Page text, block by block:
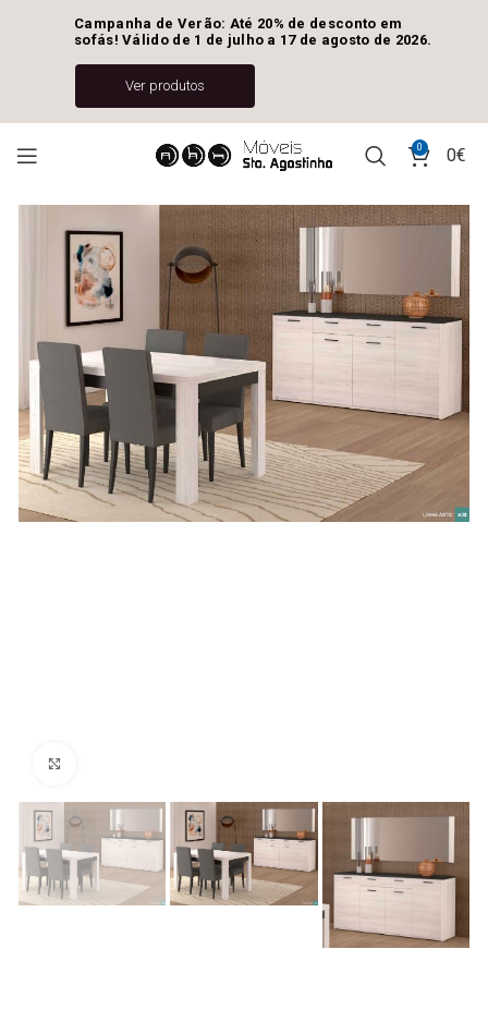
0 0€
Campanha de Verão: Até 20% de desconto em
sofás! Válido de 1 de julho a 17 de agosto de 2026.
Ver produtos